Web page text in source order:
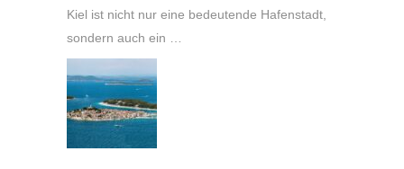
Kiel ist nicht nur eine bedeutende Hafenstadt,
sondern auch ein …